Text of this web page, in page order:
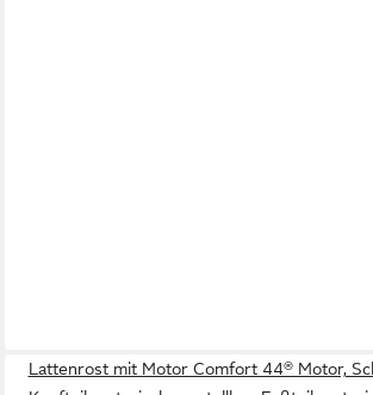
Lattenrost mit Motor Comfort 44® Motor,